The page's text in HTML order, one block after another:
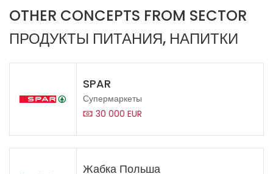
OTHER CONCEPTS FROM SECTOR
ПРОДУКТЫ ПИТАНИЯ, НАПИТКИ
SPAR
Супермаркеты
30 000 EUR
Жабка Польша